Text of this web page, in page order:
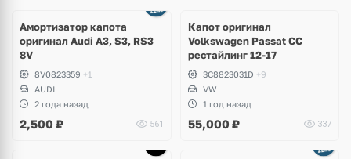
Амортизатор капота
оригинал Audi A3, S3, RS3
8V
8V0823359 +1
AUDI
2 года назад
2,500 ₽ 561
Капот оригинал
Volkswagen Passat CC
рестайлинг 12-17
3C8823031D +9
VW
1 год назад
55,000 ₽ 337